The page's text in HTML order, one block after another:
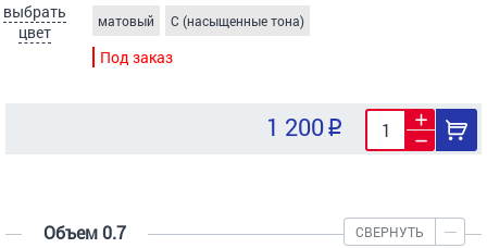
выбрать
цвет
матовый C (насыщенные тона)
Под заказ
1 200
Объем 0.7 СВЕРНУТЬ